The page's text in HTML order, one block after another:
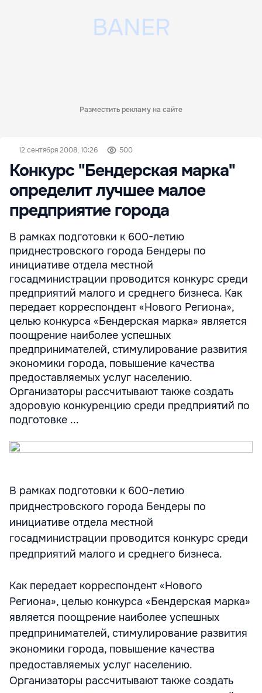
Разместить рекламу на сайте
12 сентября 2008, 10:26 500
Конкурс "Бендерская марка"
определит лучшее малое
предприятие города
В рамках подготовки к 600-летию
приднестровского города Бендеры по
инициативе отдела местной
госадминистрации проводится конкурс среди
предприятий малого и среднего бизнеса. Как
передает корреспондент «Нового Региона»,
целью конкурса «Бендерская марка» является
поощрение наиболее успешных
предпринимателей, стимулирование развития
экономики города, повышение качества
предоставляемых услуг населению.
Организаторы рассчитывают также создать
здоровую конкуренцию среди предприятий по
подготовке ...
В рамках подготовки к 600-летию
приднестровского города Бендеры по
инициативе отдела местной
госадминистрации проводится конкурс среди
предприятий малого и среднего бизнеса.
Как передает корреспондент «Нового
Региона», целью конкурса «Бендерская марка»
является поощрение наиболее успешных
предпринимателей, стимулирование развития
экономики города, повышение качества
предоставляемых услуг населению.
Организаторы рассчитывают также создать